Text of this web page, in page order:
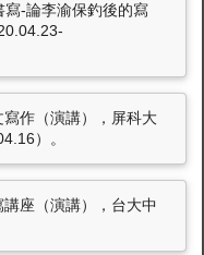
作及其越界（演
創作研究所、人文
）。
教師學術論文發表
評到小說書寫-論李
海大學中文系
。
際學術會議，2019
:星洲日報禮堂，
-論李渝保釣後的寫
作（演講），屏科大
）。
座（演講），台大中